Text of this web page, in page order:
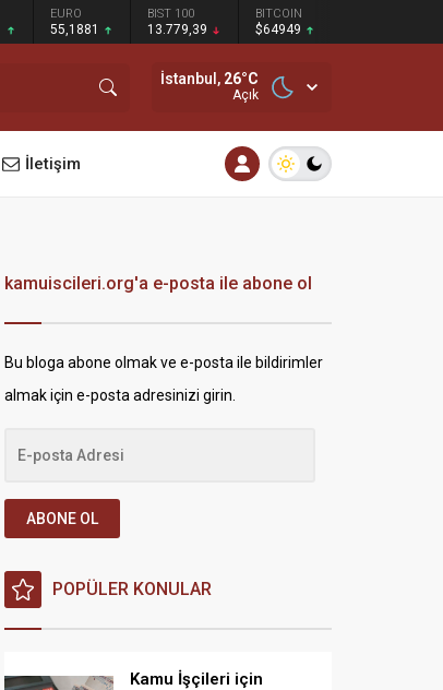
EURO
55,1881
BIST 100
13.779,39
BITCOIN
$64949
İstanbul, 26°C
Açık
İletişim
kamuiscileri.org'a e-posta ile abone ol
Bu bloga abone olmak ve e-posta ile bildirimler
almak için e-posta adresinizi girin.
ABONE OL
POPÜLER KONULAR
Kamu İşçileri için